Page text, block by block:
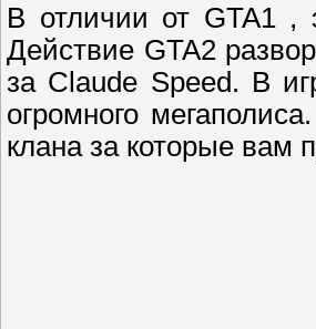
В отличии от GTA1 ,
Действие GTA2
за Claude Speed. В
огромного
клана за которые вам